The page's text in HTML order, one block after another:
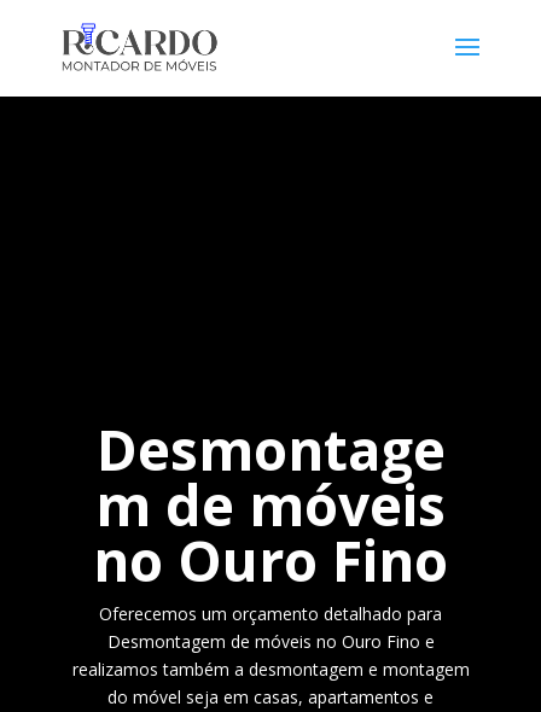
Desmontage
m de móveis
no Ouro Fino
Oferecemos um orçamento detalhado para
Desmontagem de móveis no Ouro Fino e
realizamos também a desmontagem e montagem
do móvel seja em casas, apartamentos e